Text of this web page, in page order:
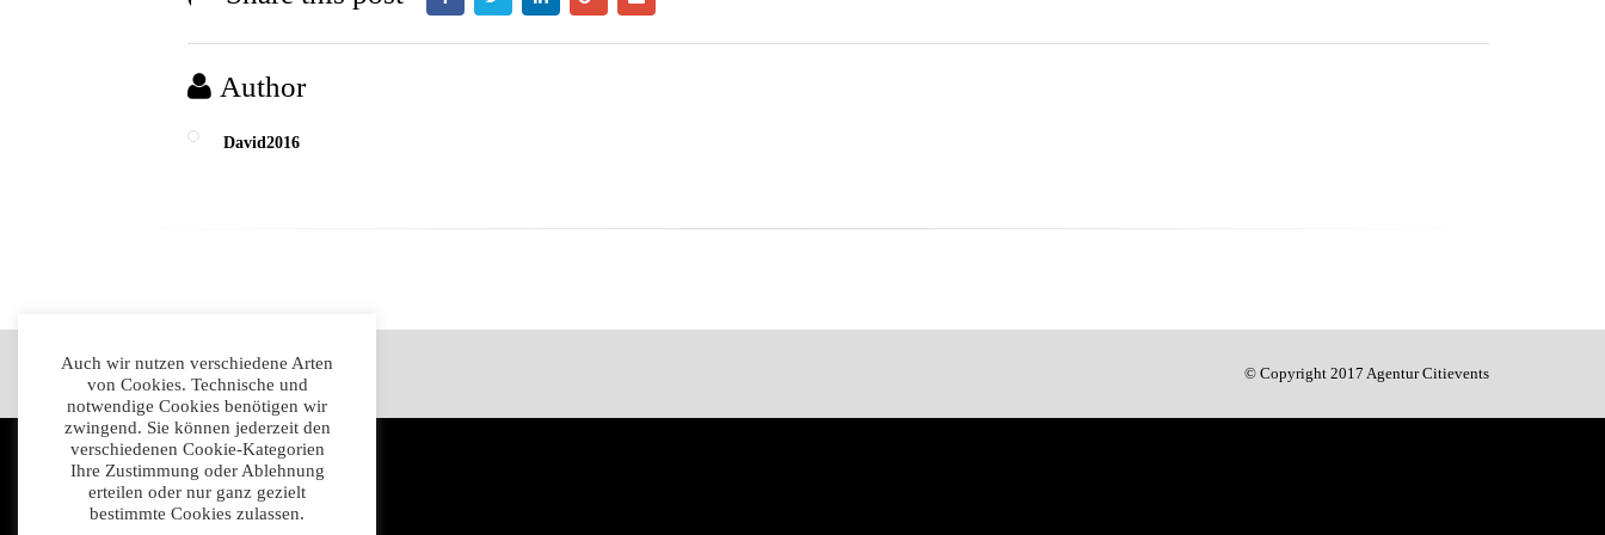
Author
David2016
Impressum Datenschutz AGB © Copyright 2017 Agentur Citievents
Auch wir nutzen verschiedene Arten
von Cookies. Technische und
notwendige Cookies benötigen wir
zwingend. Sie können jederzeit den
verschiedenen Cookie-Kategorien
Ihre Zustimmung oder Ablehnung
erteilen oder nur ganz gezielt
bestimmte Cookies zulassen.